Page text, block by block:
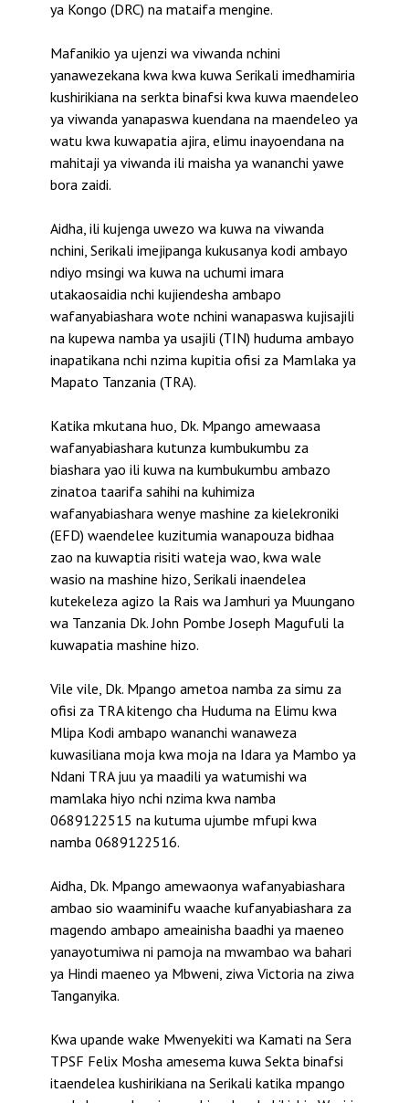
ya Kongo (DRC) na mataifa mengine.
Mafanikio ya ujenzi wa viwanda nchini
yanawezekana kwa kwa kuwa Serikali imedhamiria
kushirikiana na serkta binafsi kwa kuwa maendeleo
ya viwanda yanapaswa kuendana na maendeleo ya
watu kwa kuwapatia ajira, elimu inayoendana na
mahitaji ya viwanda ili maisha ya wananchi yawe
bora zaidi.
Aidha, ili kujenga uwezo wa kuwa na viwanda
nchini, Serikali imejipanga kukusanya kodi ambayo
ndiyo msingi wa kuwa na uchumi imara
utakaosaidia nchi kujiendesha ambapo
wafanyabiashara wote nchini wanapaswa kujisajili
na kupewa namba ya usajili (TIN) huduma ambayo
inapatikana nchi nzima kupitia ofisi za Mamlaka ya
Mapato Tanzania (TRA).
Katika mkutana huo, Dk. Mpango amewaasa
wafanyabiashara kutunza kumbukumbu za
biashara yao ili kuwa na kumbukumbu ambazo
zinatoa taarifa sahihi na kuhimiza
wafanyabiashara wenye mashine za kielekroniki
(EFD) waendelee kuzitumia wanapouza bidhaa
zao na kuwaptia risiti wateja wao, kwa wale
wasio na mashine hizo, Serikali inaendelea
kutekeleza agizo la Rais wa Jamhuri ya Muungano
wa Tanzania Dk. John Pombe Joseph Magufuli la
kuwapatia mashine hizo.
Vile vile, Dk. Mpango ametoa namba za simu za
ofisi za TRA kitengo cha Huduma na Elimu kwa
Mlipa Kodi ambapo wananchi wanaweza
kuwasiliana moja kwa moja na Idara ya Mambo ya
Ndani TRA juu ya maadili ya watumishi wa
mamlaka hiyo nchi nzima kwa namba
0689122515 na kutuma ujumbe mfupi kwa
namba 0689122516.
Aidha, Dk. Mpango amewaonya wafanyabiashara
ambao sio waaminifu waache kufanyabiashara za
magendo ambapo ameainisha baadhi ya maeneo
yanayotumiwa ni pamoja na mwambao wa bahari
ya Hindi maeneo ya Mbweni, ziwa Victoria na ziwa
Tanganyika.
Kwa upande wake Mwenyekiti wa Kamati na Sera
TPSF Felix Mosha amesema kuwa Sekta binafsi
itaendelea kushirikiana na Serikali katika mpango